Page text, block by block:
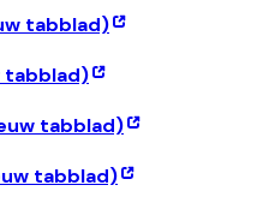
tabblad)
tabblad)
tabblad)
tabblad)